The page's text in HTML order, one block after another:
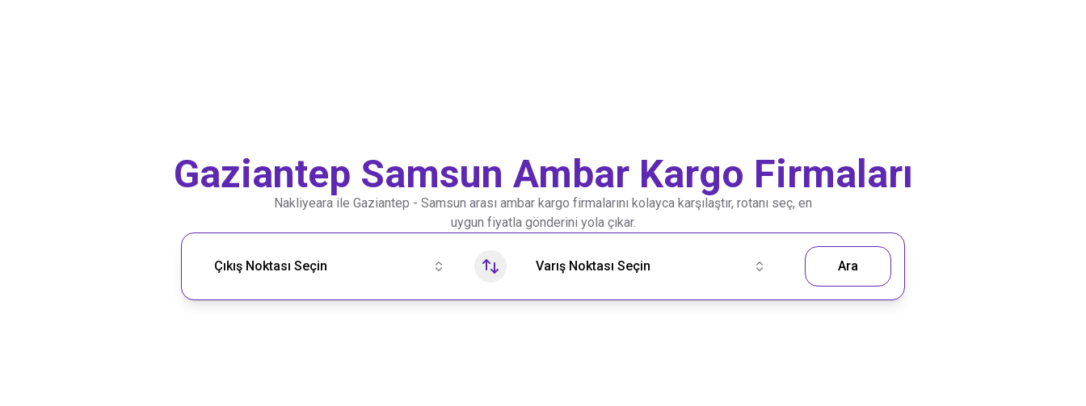
Gaziantep Samsun Ambar Kargo Firmaları
Nakliyeara ile Gaziantep - Samsun arası ambar kargo firmalarını kolayca karşılaştır, rotanı seç, en
uygun fiyatla gönderini yola çıkar.
Nakliye Rotası Ara
Çıkış Noktası Seçin
Varış Noktası Seçin Ara